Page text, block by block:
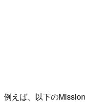
例えば、以下の